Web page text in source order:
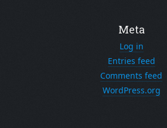
Meta
Log in
Entries feed
Comments feed
WordPress.org